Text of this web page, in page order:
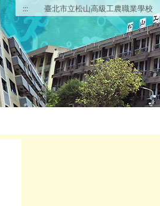
::: 臺北市立松山高級工農職業學校